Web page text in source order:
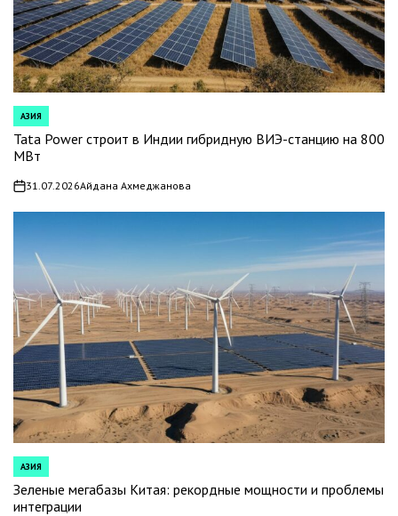
POSTED
IN
АЗИЯ
Tata Power строит в Индии гибридную ВИЭ-станцию на 800
МВт
on31.07.2026Айдана Ахмеджанова
POSTED
IN
АЗИЯ
Зеленые мегабазы Китая: рекордные мощности и проблемы
интеграции